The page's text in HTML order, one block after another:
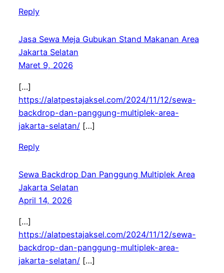
Reply
Jasa Sewa Meja Gubukan Stand Makanan Area
Jakarta Selatan
Maret 9, 2026
[…]
https://alatpestajaksel.com/2024/11/12/sewa-
backdrop-dan-panggung-multiplek-area-
jakarta-selatan/[…]
Reply
Sewa Backdrop Dan Panggung Multiplek Area
Jakarta Selatan
April 14, 2026
[…]
https://alatpestajaksel.com/2024/11/12/sewa-
backdrop-dan-panggung-multiplek-area-
jakarta-selatan/[…]